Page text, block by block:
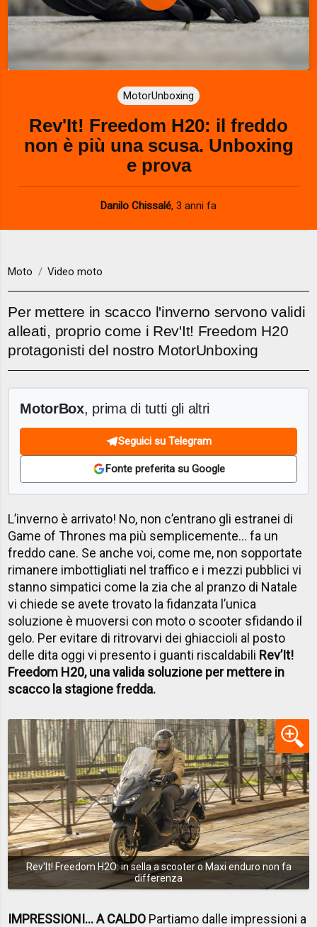
P
l
a
y
V
i
d
e
MotorUnboxing
Rev'It! Freedom H20: il freddo
non è più una scusa. Unboxing
e prova
Danilo Chissalé, 3 anni fa
Moto Video moto
Per mettere in scacco l'inverno servono validi
alleati, proprio come i Rev'It! Freedom H20
protagonisti del nostro MotorUnboxing
MotorBox, prima di tutti gli altri
Seguici su Telegram
Fonte preferita su Google
L’inverno è arrivato! No, non c’entrano gli estranei di
Game of Thrones ma più semplicemente… fa un
freddo cane. Se anche voi, come me, non sopportate
rimanere imbottigliati nel traffico e i mezzi pubblici vi
stanno simpatici come la zia che al pranzo di Natale
vi chiede se avete trovato la fidanzata l’unica
soluzione è muoversi con moto o scooter sfidando il
gelo. Per evitare di ritrovarvi dei ghiaccioli al posto
delle dita oggi vi presento i guanti riscaldabili Rev’It!
Freedom H20, una valida soluzione per mettere in
scacco la stagione fredda.
Rev'It! Freedom H2O: in sella a scooter o Maxi enduro non fa
differenza
IMPRESSIONI… A CALDO Partiamo dalle impressioni a